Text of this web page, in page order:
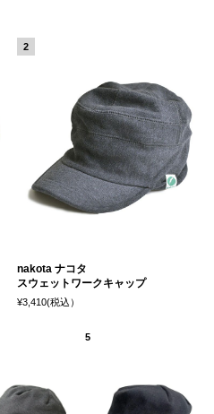
nakota ナコタ
スウェットワークキャップ
¥3,410(税込）